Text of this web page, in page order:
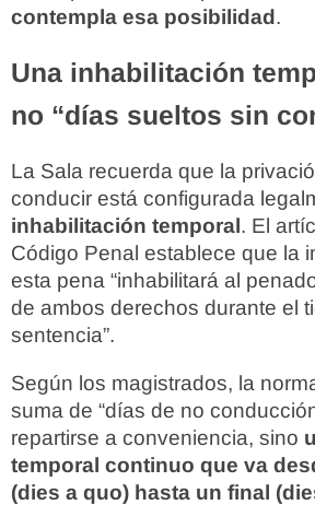
contempla esa posibilidad.
Una inhabilitación
no “días sueltos sin
La Sala recuerda que la
conducir está configurada
inhabilitación temporal. El
Código Penal establece que la
esta pena “inhabilitará al
de ambos derechos durante el
sentencia”.
Según los magistrados, la
suma de “días de no
repartirse a conveniencia, sino
temporal continuo que va
(dies a quo) hasta un final